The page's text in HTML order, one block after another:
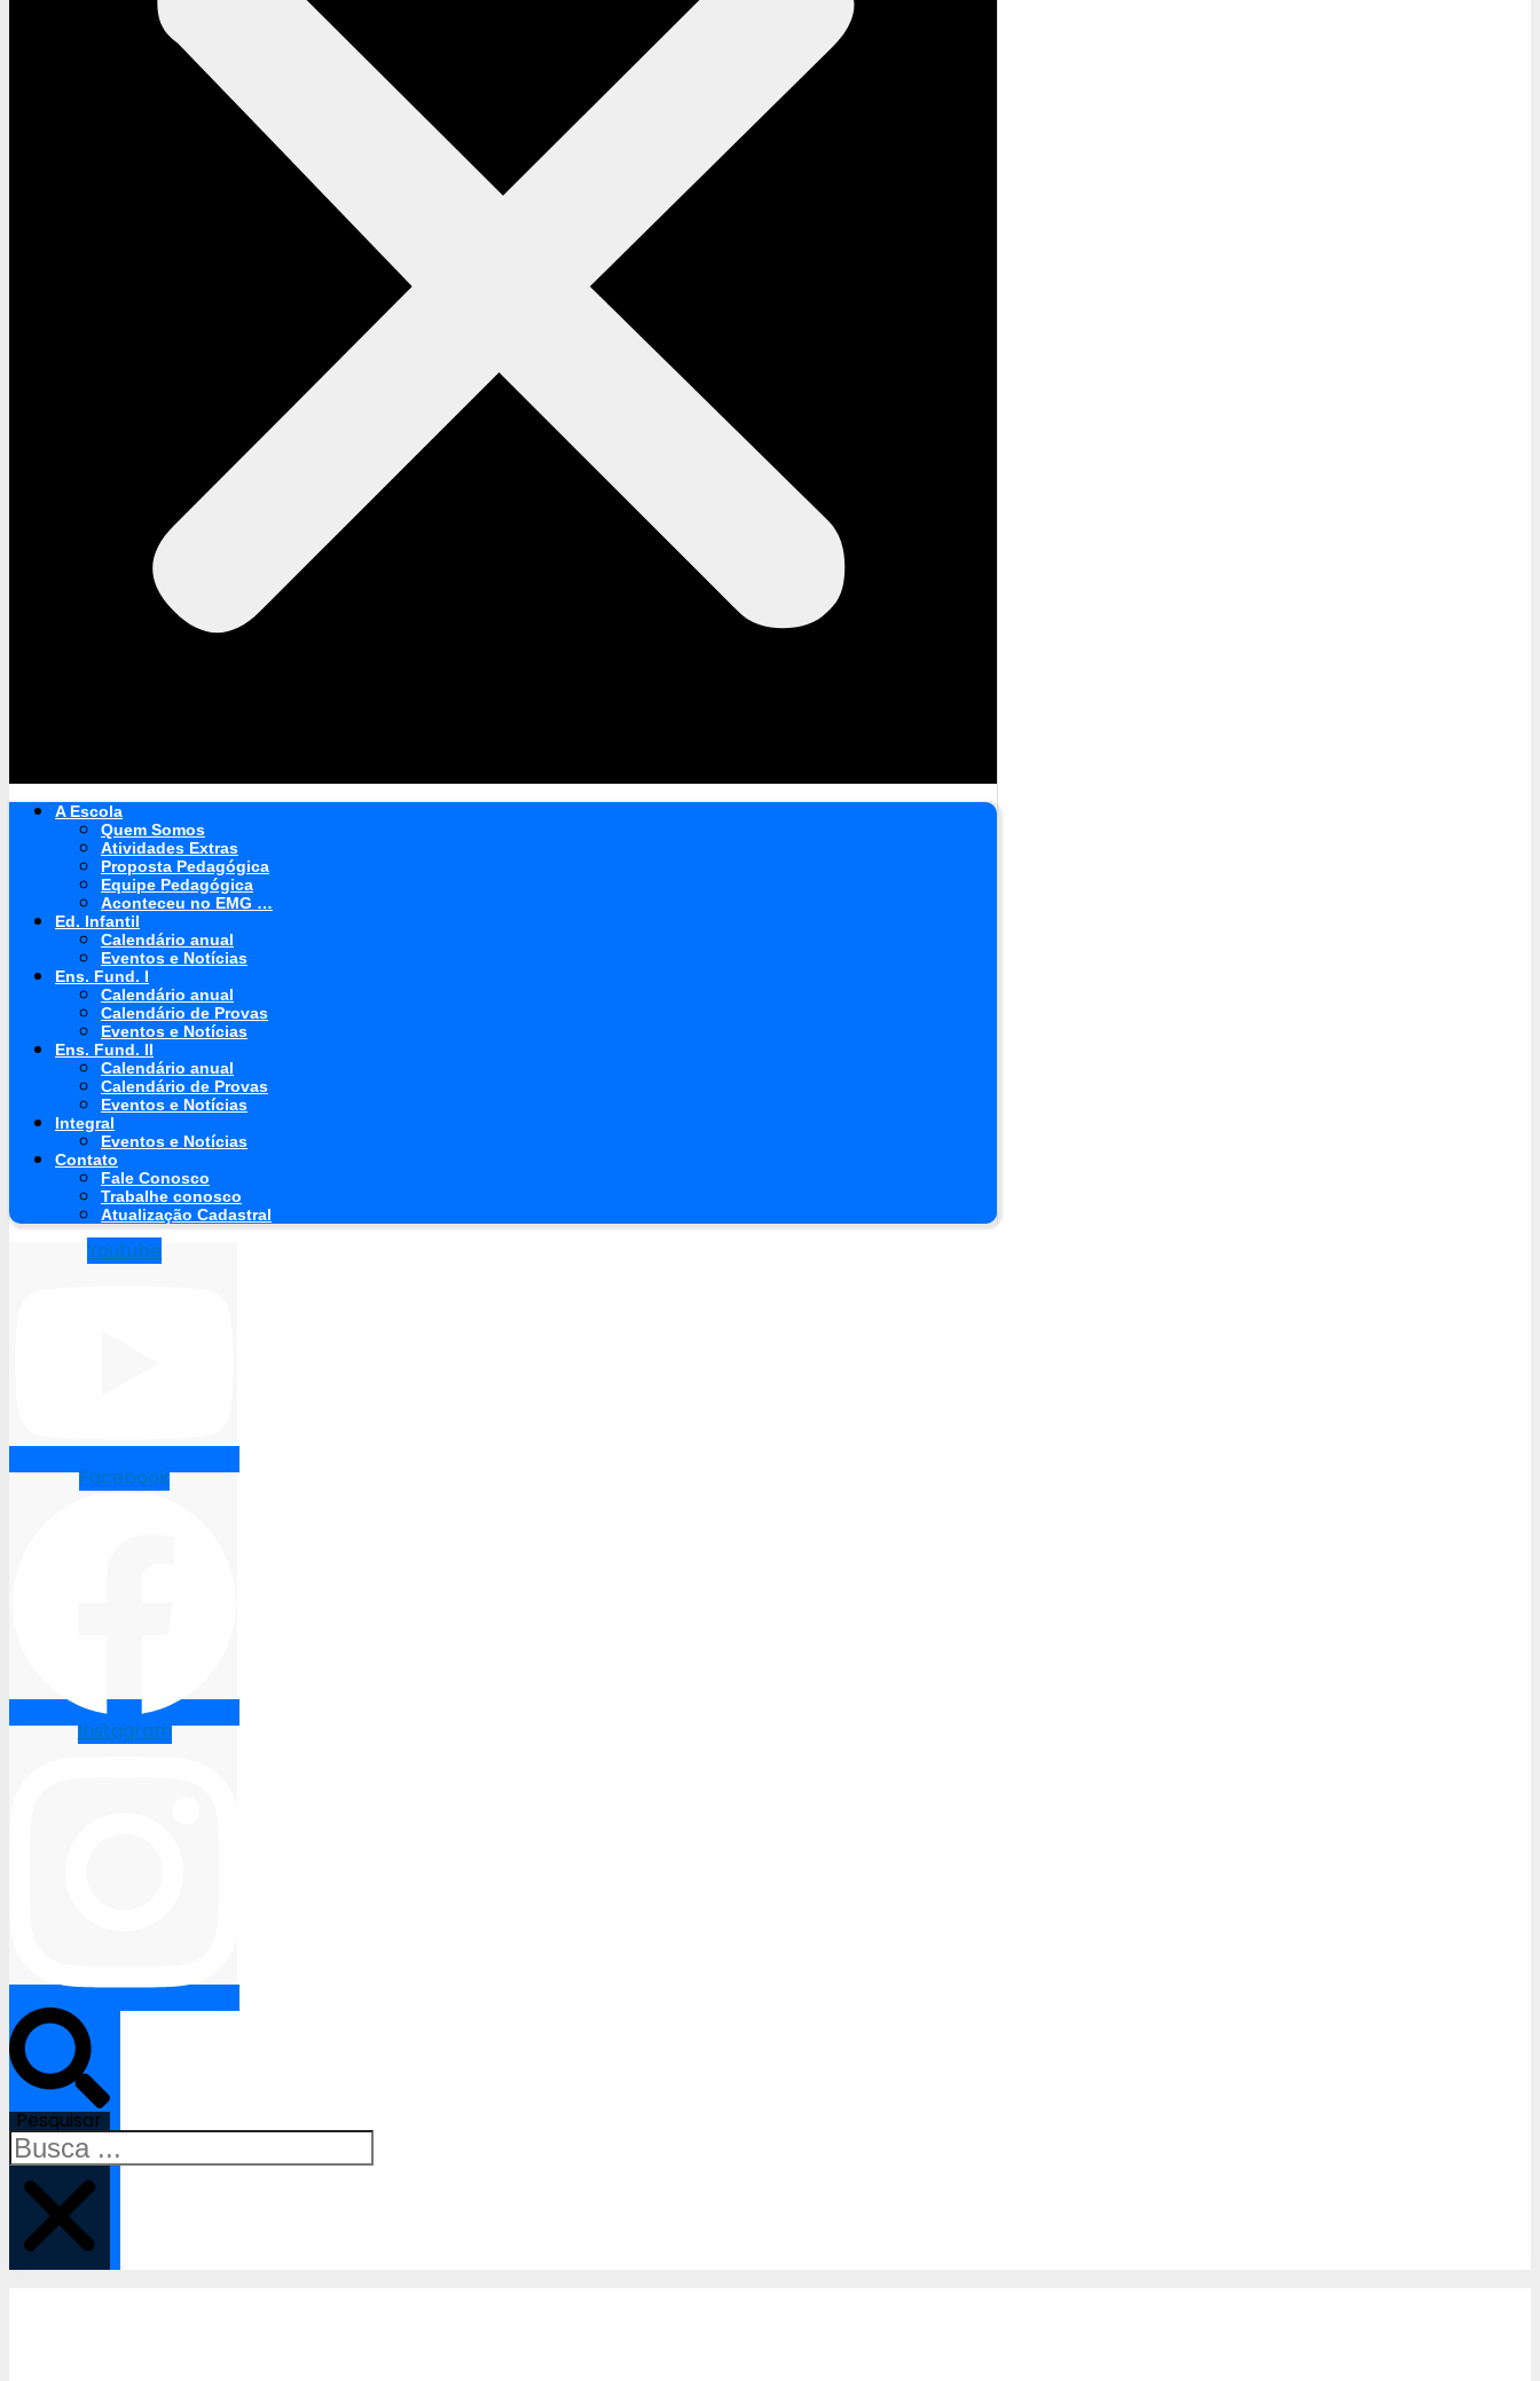
A Escola
Quem Somos
Atividades Extras
Proposta Pedagógica
Equipe Pedagógica
Aconteceu no EMG …
Ed. Infantil
Calendário anual
Eventos e Notícias
Ens. Fund. I
Calendário anual
Calendário de Provas
Eventos e Notícias
Ens. Fund. II
Calendário anual
Calendário de Provas
Eventos e Notícias
Integral
Eventos e Notícias
Contato
Fale Conosco
Trabalhe conosco
Atualização Cadastral
Youtube
Facebook
Instagram
Pesquisar